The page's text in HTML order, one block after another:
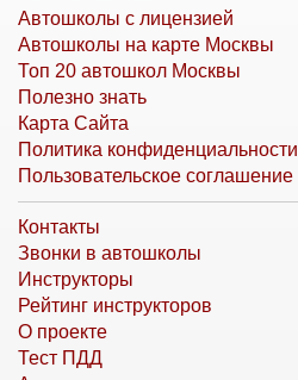
Автошколы с лицензией
Автошколы на карте Москвы
Топ 20 автошкол Москвы
Полезно знать
Карта Сайта
Политика конфиденциальности
Пользовательское соглашение
Контакты
Звонки в автошколы
Инструкторы
Рейтинг инструкторов
О проекте
Тест ПДД